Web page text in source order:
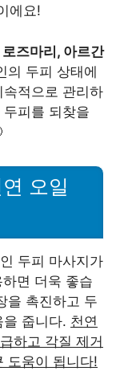
에요!
즈마리, 아르간
의 두피 상태에
적으로 관리하
피를 되찾을
오일
두피 마사지가
면 더욱 좋습
을 촉진하고 두
줍니다. 천연
하고 각질 제거
도움이 됩니다!